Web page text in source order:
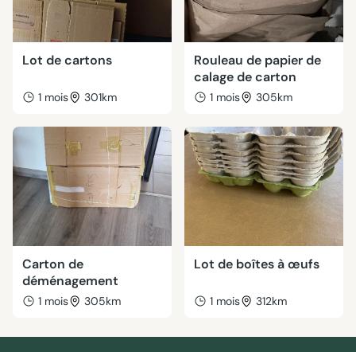
Lot de cartons
1 mois 301km
Rouleau de papier de
calage de carton
1 mois 305km
Carton de
déménagement
1 mois 305km
Lot de boîtes à œufs
1 mois 312km